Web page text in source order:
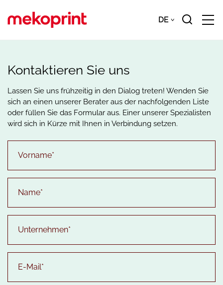
Hauptinhalt
springen
Downloads DE
DE
Kontaktieren Sie uns
Lassen Sie uns frühzeitig in den Dialog treten! Wenden Sie
sich an einen unserer Berater aus der nachfolgenden Liste
oder füllen Sie das Formular aus. Einer unserer Spezialisten
wird sich in Kürze mit Ihnen in Verbindung setzen.